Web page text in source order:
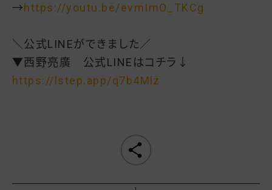
→https://youtu.be/evmImO_TKCg
＼公式LINEができました／
▼西野亮廣 公式LINEはコチラ↓
https://lstep.app/q7b4Mlz